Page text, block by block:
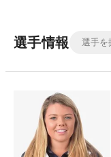
選手情報